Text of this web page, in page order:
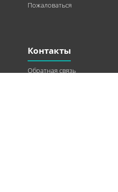
Пожаловаться
Контакты
Обратная связь